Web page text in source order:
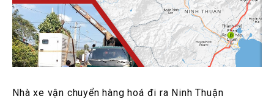
Nhà xe vận chuyển hàng hoá đi ra Ninh Thuận